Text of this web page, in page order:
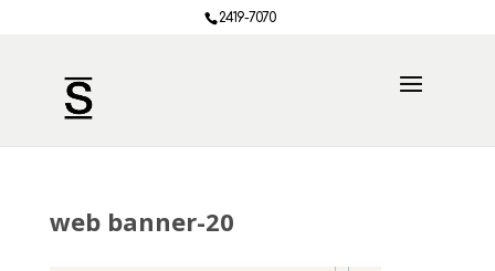
2419-7070
web banner-20